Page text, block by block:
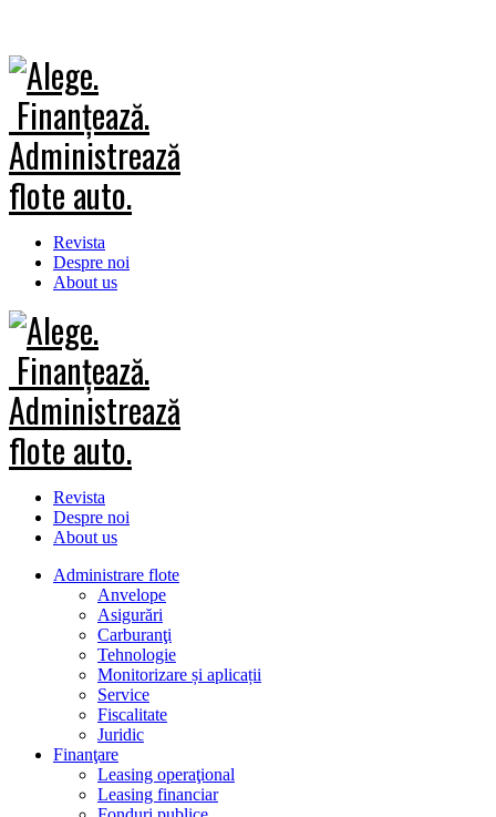
Revista
Despre noi
About us
Revista
Despre noi
About us
Administrare flote
Anvelope
Asigurări
Carburanţi
Tehnologie
Monitorizare și aplicații
Service
Fiscalitate
Juridic
Finanţare
Leasing operaţional
Leasing financiar